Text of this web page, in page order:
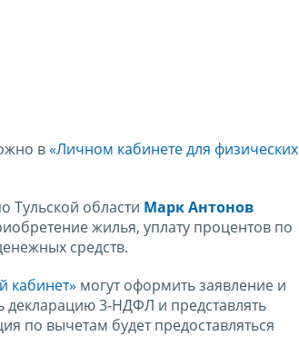
в«Личном кабинете для физических
Тульской области Марк Антонов
жилья, уплату процентов по
средств.
кабинет» могут оформить заявление и
декларацию 3-НДФЛ и представлять
по вычетам будет предоставляться